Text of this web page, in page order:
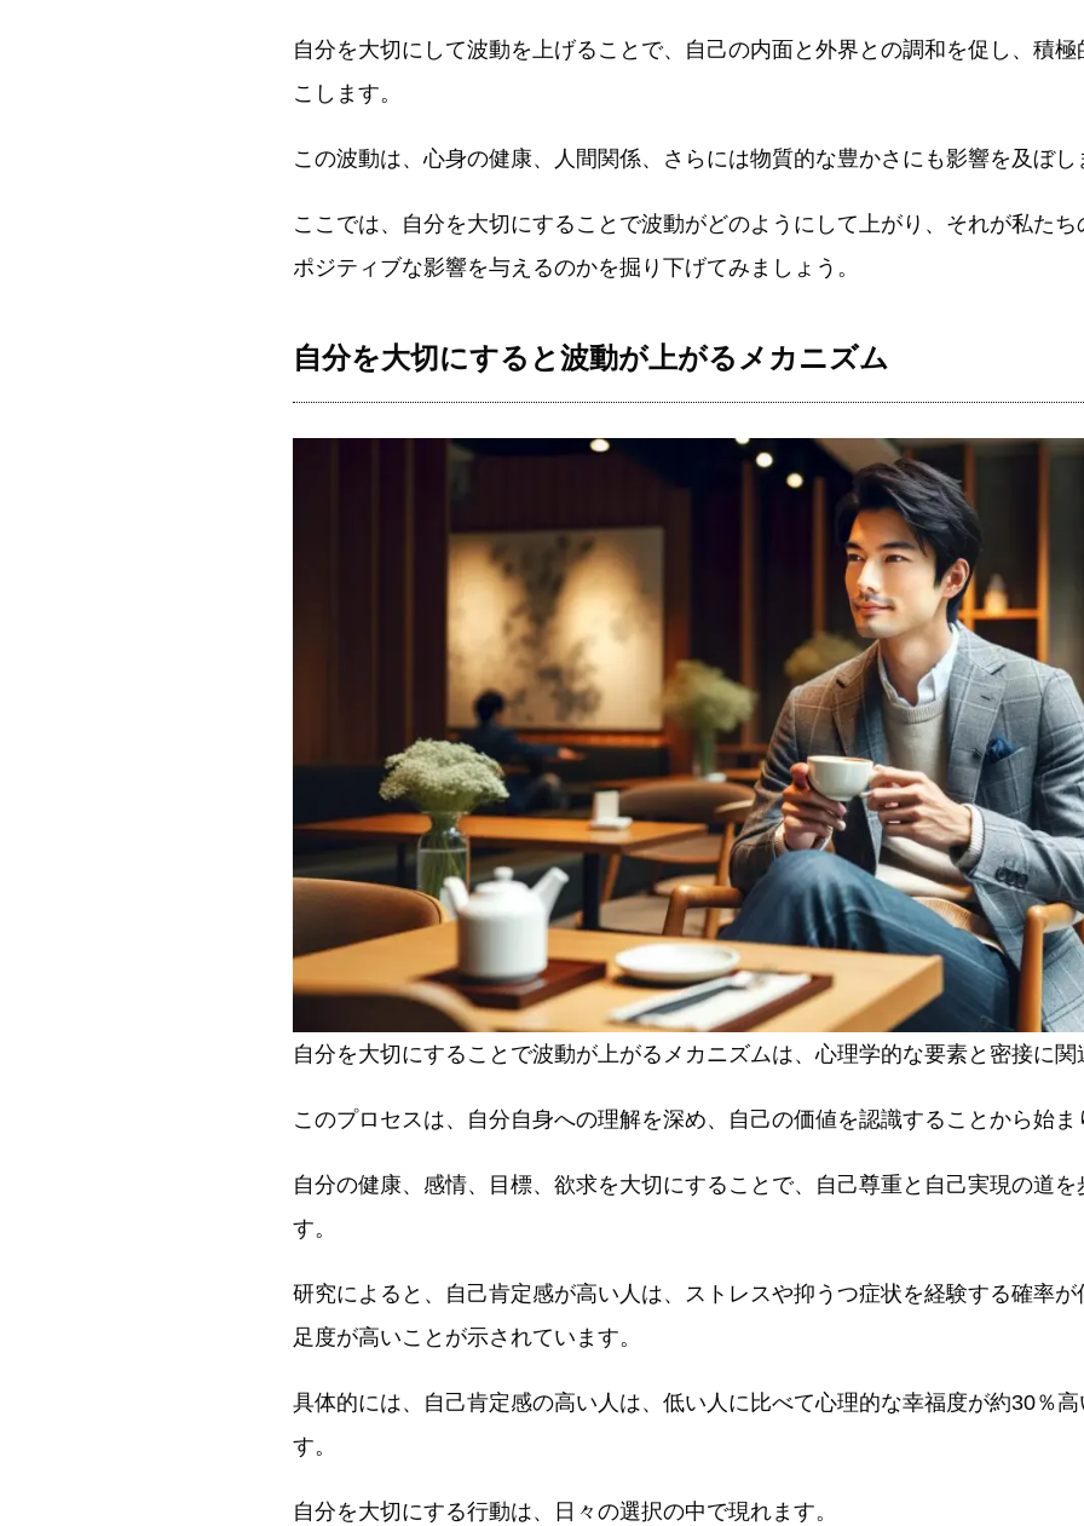
自分を大切にして波動を上げることで、自己の内面と外界との調和を促し、積
こします。
この波動は、心身の健康、人間関係、さらには物質的な豊かさにも影響を及ぼし
ここでは、自分を大切にすることで波動がどのようにして上がり、それが私た
ポジティブな影響を与えるのかを掘り下げてみましょう。
自分を大切にすると波動が上がるメカニズム
自分を大切にすることで波動が上がるメカニズムは、心理学的な要素と密接に
このプロセスは、自分自身への理解を深め、自己の価値を認識することから始ま
自分の健康、感情、目標、欲求を大切にすることで、自己尊重と自己実現の道
す。
研究によると、自己肯定感が高い人は、ストレスや抑うつ症状を経験する確率
足度が高いことが示されています。
具体的には、自己肯定感の高い人は、低い人に比べて心理的な幸福度が約30％
す。
自分を大切にする行動は、日々の選択の中で現れます。